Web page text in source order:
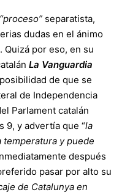
“proceso” separatista,
dudas en el ánimo
por eso, en su
La Vanguardia
de que se
de Independencia
Parlament catalán
9, y advertía que “la
temperatura y puede
después
pasar por alto su
de Catalunya en